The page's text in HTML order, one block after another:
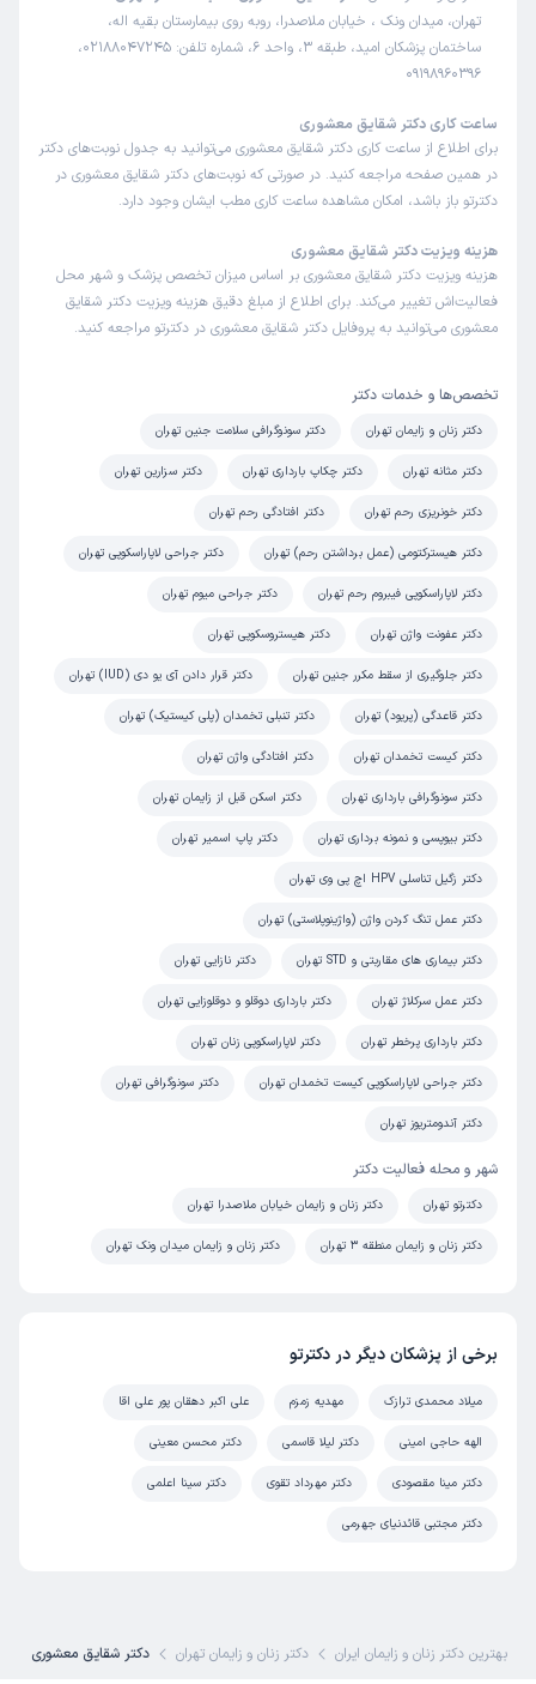
تهران، میدان ونک ، خیابان ملاصدرا، روبه روی بیمارستان بقیه اله،
ساختمان پزشکان امید، طبقه 3، واحد 6، شماره تلفن: 02188047245،
09198960396
ساعت کاری دکتر شقایق معشوری
برای اطلاع از ساعت کاری دکتر شقایق معشوری می‌توانید به جدول نوبت‌های دکتر
در همین صفحه مراجعه کنید. در صورتی که نوبت‌های دکتر شقایق معشوری در
دکترتو باز باشد، امکان مشاهده ساعت کاری مطب ایشان وجود دارد.
هزینه ویزیت دکتر شقایق معشوری
هزینه ویزیت دکتر شقایق معشوری بر اساس میزان تخصص پزشک و شهر محل
فعالیت‌اش تغییر می‌کند. برای اطلاع از مبلغ دقیق هزینه ویزیت دکتر شقایق
معشوری می‌توانید به پروفایل دکتر شقایق معشوری در دکترتو مراجعه کنید.
تخصص‌ها و خدمات دکتر
دکتر زنان و زایمان تهران دکتر سونوگرافی سلامت جنین تهران
دکتر مثانه تهران دکتر چکاپ بارداری تهران دکتر سزارین تهران
دکتر خونریزی رحم تهران دکتر افتادگی رحم تهران
دکتر هیسترکتومی (عمل برداشتن رحم) تهران دکتر جراحی لاپاراسکوپی تهران
دکتر لاپاراسکوپی فیبروم رحم تهران دکتر جراحی میوم تهران
دکتر عفونت واژن تهران دکتر هیستروسکوپی تهران
دکتر جلوگیری از سقط مکرر جنین تهران دکتر قرار دادن آی یو دی (IUD) تهران
دکتر قاعدگی (پریود) تهران دکتر تنبلی تخمدان (پلی کیستیک) تهران
دکتر کیست تخمدان تهران دکتر افتادگی واژن تهران
دکتر سونوگرافی بارداری تهران دکتر اسکن قبل از زایمان تهران
دکتر بیوپسی و نمونه برداری تهران دکتر پاپ اسمیر تهران
دکتر زگیل تناسلی HPV اچ پی وی تهران
دکتر عمل تنگ کردن واژن (واژینوپلاستی) تهران
دکتر بیماری های مقاربتی و STD تهران دکتر نازایی تهران
دکتر عمل سرکلاژ تهران دکتر بارداری دوقلو و دوقلوزایی تهران
دکتر بارداری پرخطر تهران دکتر لاپاراسکوپی زنان تهران
دکتر جراحی لاپاراسکوپی کیست تخمدان تهران دکتر سونوگرافی تهران
دکتر آندومتریوز تهران
شهر و محله فعالیت دکتر
دکترتو تهران دکتر زنان و زایمان خیابان ملاصدرا تهران
دکتر زنان و زایمان منطقه 3 تهران دکتر زنان و زایمان میدان ونک تهران
برخی از پزشکان دیگر در دکترتو
میلاد محمدی ترازک مهدیه زمزم علی اکبر دهقان پور علی اقا
الهه حاجی امینی دکتر لیلا قاسمی دکتر محسن معینی
دکتر مینا مقصودی دکتر مهرداد تقوی دکتر سینا اعلمی
دکتر مجتبی قائدنیای جهرمی
بهترین دکتر زنان و زایمان ایران دکتر زنان و زایمان تهران دکتر شقایق معشوری